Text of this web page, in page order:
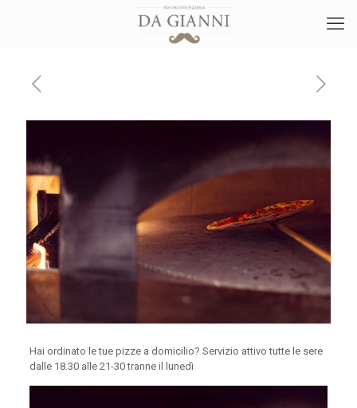
Hai ordinato le tue pizze a domicilio? Servizio attivo tutte le sere
dalle 18.30 alle 21-30 tranne il lunedì